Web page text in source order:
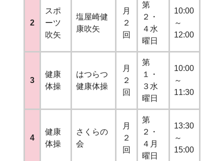
2
スポ
ーツ
吹矢
塩屋崎健
康吹矢
月
２
回
第
２・
４水
曜日
10:00
～
12:00
3
健康
体操
はつらつ
健康体操
月
２
回
第
１・
３水
曜日
10:00
～
11:30
4
健康
体操
さくらの
会
月
２
回
第
２・
４月
曜日
13:30
～
15:00